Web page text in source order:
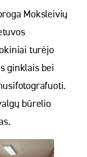
Moksleivių
turėjo
ginklais bei
būrelio